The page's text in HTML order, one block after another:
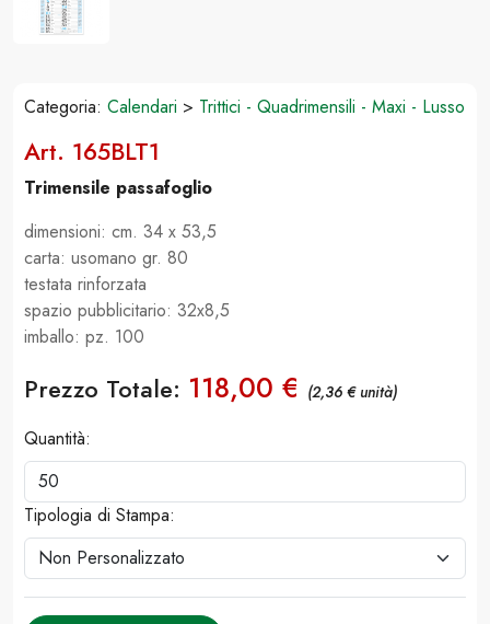
Categoria: Calendari > Trittici - Quadrimensili - Maxi - Lusso
Art. 165BLT1
Trimensile passafoglio
dimensioni: cm. 34 x 53,5
carta: usomano gr. 80
testata rinforzata
spazio pubblicitario: 32x8,5
imballo: pz. 100
Prezzo Totale: 118,00 € (2,36 € unità)
Quantità:
Tipologia di Stampa: